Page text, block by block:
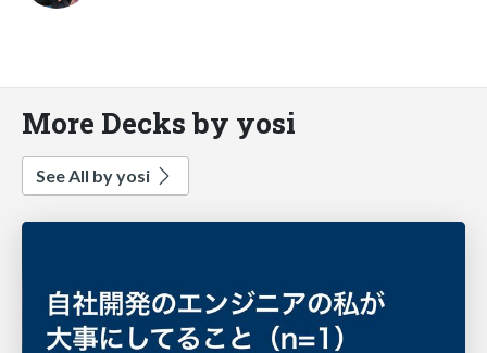
More Decks by yosi
See All by yosi